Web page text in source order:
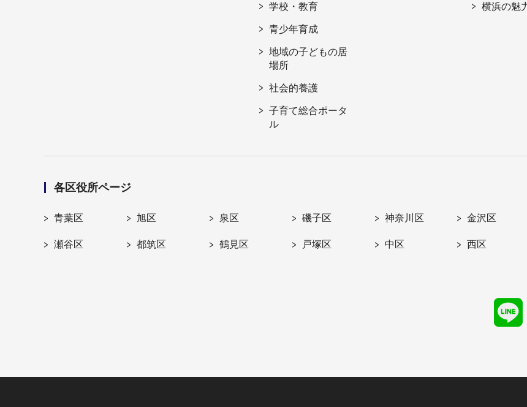
学校・教育
青少年育成
地域の子どもの居
場所
社会的養護
子育て総合ポータ
ル
横浜の魅
各区役所ページ
青葉区 旭区 泉区 磯子区 神奈川区 金沢区
瀬谷区 都筑区 鶴見区 戸塚区 中区 西区